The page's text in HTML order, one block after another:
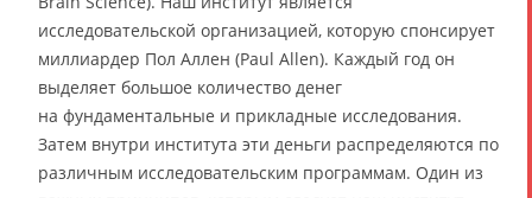
исследовательской организацией, которую спонсирует
миллиардер Пол Аллен (Paul Allen). Каждый год он
выделяет большое количество денег
на фундаментальные и прикладные исследования.
Затем внутри института эти деньги распределяются по
различным исследовательским программам. Один из